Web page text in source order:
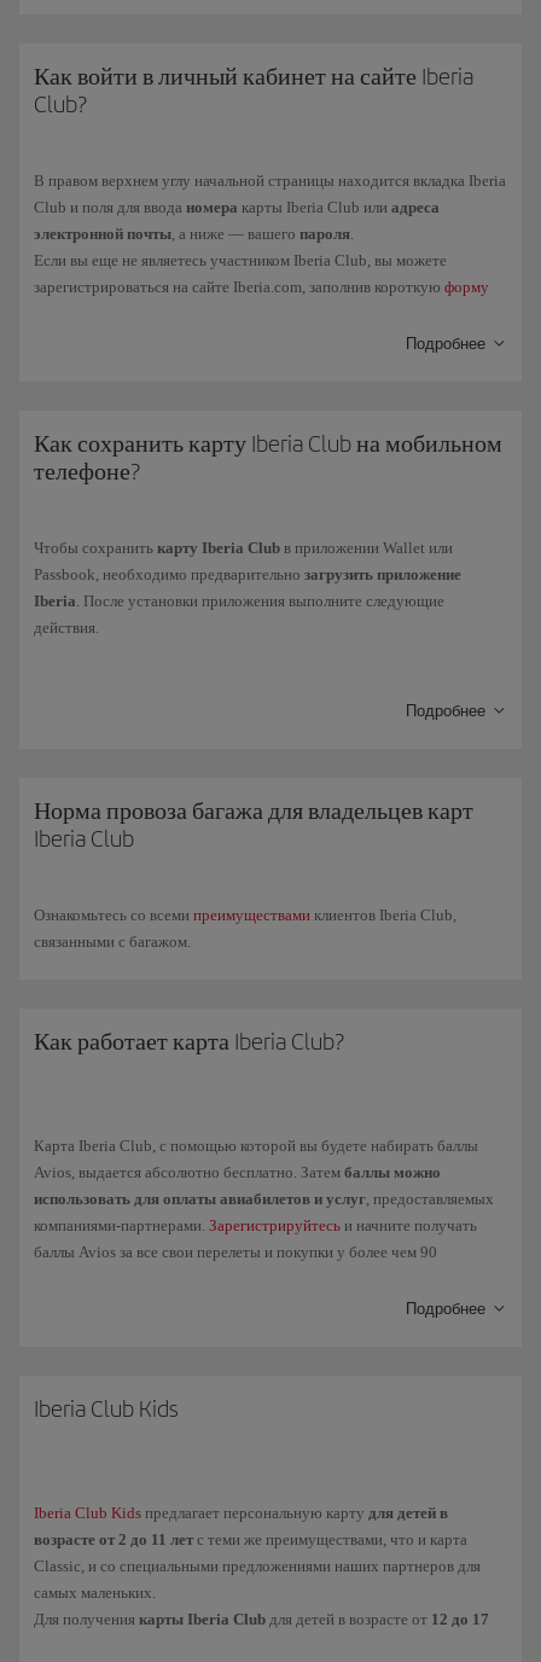
Как войти в личный кабинет на сайте Iberia
Club?
В правом верхнем углу начальной страницы находится вкладка Iberia
Club и поля для ввода номера карты Iberia Club или адреса
электронной почты, а ниже — вашего пароля.
Если вы еще не являетесь участником Iberia Club, вы можете
зарегистрироваться на сайте Iberia.com, заполнив короткую форму
Подробнее
Как сохранить карту Iberia Club на мобильном
телефоне?
Чтобы сохранить карту Iberia Club в приложении Wallet или
Passbook, необходимо предварительно загрузить приложение
Iberia. После установки приложения выполните следующие
действия.
карты или адреса электронной почты и пароля (если у вас нет
После авторизацииперейдитев раздел «Моя Iberia Club» (в
правом верхнем углу).
Теперь можнопокинуть приложениеIberia и
Есливаш уровень Iberia Clubизменится, вам потребуется
загрузить новую карту, зайдя в свой профиль в нашем
приложении.
Подробнее
Норма провоза багажа для владельцев карт
Iberia Club
Ознакомьтесь со всеми преимуществами клиентов Iberia Club,
связанными с багажом.
Как работает карта Iberia Club?
Карта Iberia Club, с помощью которой вы будете набирать баллы
Avios, выдается абсолютно бесплатно. Затем баллы можно
использовать для оплаты авиабилетов и услуг, предоставляемых
компаниями-партнерами. Зарегистрируйтесь и начните получать
баллы Avios за все свои перелеты и покупки у более чем 90
пользоваться дополнительными преимуществами и эксклюзивными
Plata Oro
Platino
Platino Prime
Infinita
Подробнее
Iberia Club Kids
Iberia Club Kids предлагает персональную карту для детей в
возрасте от 2 до 11 лет с теми же преимуществами, что и карта
Classic, и со специальными предложениями наших партнеров для
самых маленьких.
Для получения карты Iberia Club для детей в возрасте от 12 до 17